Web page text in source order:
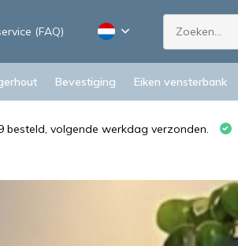
(FAQ)
Bevestiging Eiken vensterbank
besteld, volgende werkdag verzonden.